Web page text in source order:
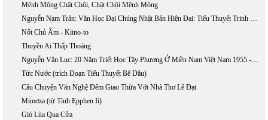
Mênh Mông Chật Chội, Chật Chội Mênh Mông
Nguyễn Nam Trân: Văn Học Đại Chúng Nhật Bản Hiện Đại: Tiểu Thuyết Trinh Thám Và Khoa Học Giả Tưởng
Nốt Chủ Âm - Kiino-to
Thuyền Ai Thấp Thoáng
Nguyễn Văn Lục: 20 Năm Triết Học Tây Phương Ở Miền Nam Việt Nam 1955 - 1975
Tức Nước (trích Đoạn Tiểu Thuyết Bể Dâu)
Câu Chuyện Văn Nghệ Đêm Giao Thừa Với Nhà Thơ Lê Đạt
Mimơza (từ Tình Epphen Ii)
Gió Lùa Qua Cửa